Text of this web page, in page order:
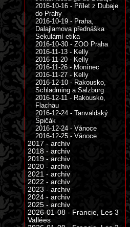
2016-10-16 - Přílet z Dubaje
do Prahy
2016-10-19 - Praha,
Dalajlamova přednáška
Sekulární etika
2016-10-30 - ZOO Praha
2016-11-13 - Kelly
2016-11-20 - Kelly
2016-11-26 - Monínec
2016-11-27 - Kelly
2016-12-10 - Rakousko,
Schladming a Salzburg
2016-12-11 - Rakousko,
Flachau
2016-12-24 - Tanvaldský
Špičák
2016-12-24 - Vánoce
2016-12-25 - Vánoce
2017 - archiv
2018 - archiv
2019 - archiv
2020 - archiv
2021 - archiv
2022 - archiv
2023 - archiv
2024 - archiv
2025 - archiv
2026-01-08 - Francie, Les 3
Vallées